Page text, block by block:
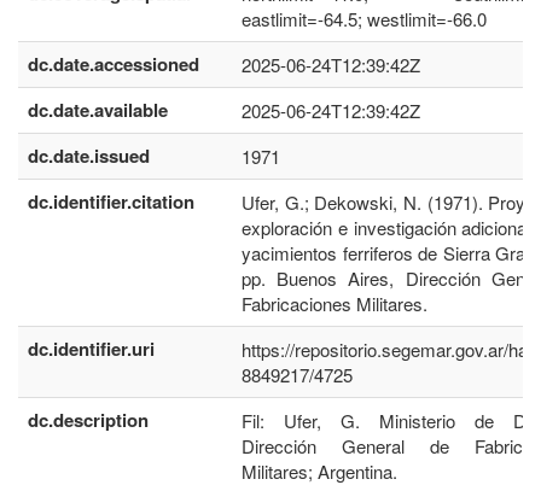
eastlimit=-64.5; westlimit=-66.0
dc.date.accessioned 2025-06-24T12:39:42Z
dc.date.available 2025-06-24T12:39:42Z
dc.date.issued 1971
dc.identifier.citation
Ufer, G.; Dekowski, N. (1971).
exploración e investigación adicional
yacimientos ferriferos de Sierra
pp. Buenos Aires, Dirección
Fabricaciones Militares.
dc.identifier.uri
https://repositorio.segemar.gov.ar/
8849217/4725
dc.description
Fil: Ufer, G. Ministerio de
Dirección General de
Militares; Argentina.